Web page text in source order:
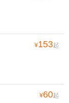
¥153起
¥60起